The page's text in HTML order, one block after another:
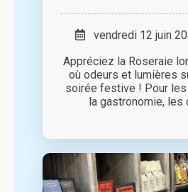
vendredi 12 juin
Appréciez la Roseraie
où odeurs et lumières
soirée festive ! Pour les
la gastronomie, les